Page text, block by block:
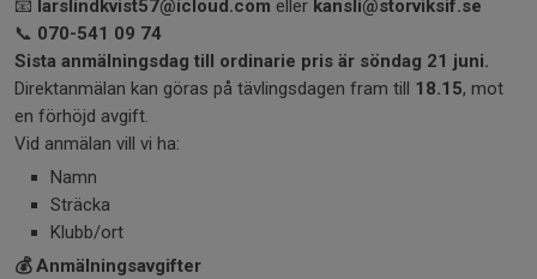
📧 larslindkvist57@icloud.com eller kansli@storviksif.se
📞 070-541 09 74
Sista anmälningsdag till ordinarie pris är söndag 21 juni.
Direktanmälan kan göras på tävlingsdagen fram till 18.15, mot
en förhöjd avgift.
Vid anmälan vill vi ha:
Namn
Sträcka
Klubb/ort
💰Anmälningsavgifter